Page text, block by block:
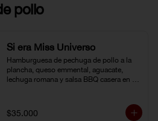
pollo
Si era Miss Universo
Hamburguesa de pechuga de pollo a la
plancha, queso emmental, aguacate,
lechuga romana y salsa BBQ casera en
$35.000